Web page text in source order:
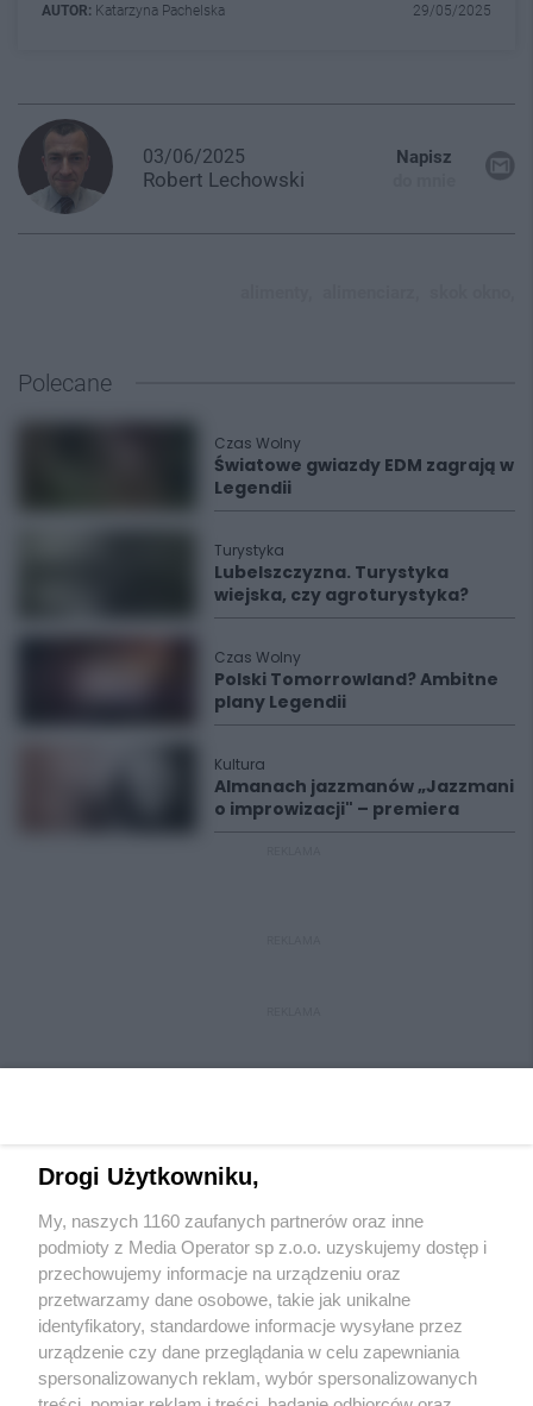
AUTOR: Katarzyna Pachelska 29/05/2025
03/06/2025
Robert Lechowski
Napisz
Polecane
Czas Wolny
Światowe gwiazdy EDM zagrają w
Legendii
Turystyka
Lubelszczyzna. Turystyka
wiejska, czy agroturystyka?
Czas Wolny
Polski Tomorrowland? Ambitne
plany Legendii
Kultura
Almanach jazzmanów „Jazzmani
o improwizacji" – premiera
Wydawca mediówlokalnych
Nie zapomnij
Drogi Użytkowniku,
My, naszych 1160 zaufanych partnerów oraz inne
podmioty z Media Operator sp z.o.o. uzyskujemy dostęp i
przechowujemy informacje na urządzeniu oraz
przetwarzamy dane osobowe, takie jak unikalne
identyfikatory, standardowe informacje wysyłane przez
urządzenie czy dane przeglądania w celu zapewniania
spersonalizowanych reklam, wybór spersonalizowanych